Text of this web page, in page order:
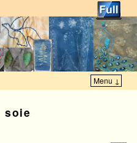
Menu ↓
soie